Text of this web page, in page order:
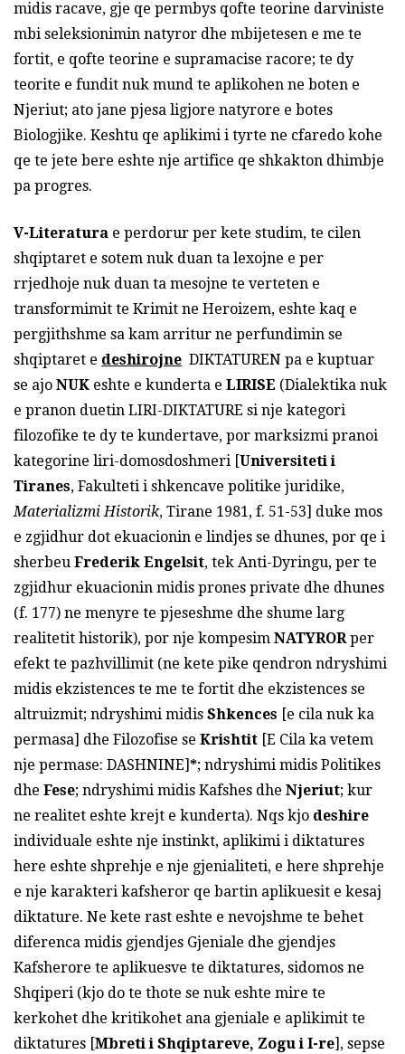
midis racave, gje qe permbys qofte teorine darviniste
mbi seleksionimin natyror dhe mbijetesen e me te
fortit, e qofte teorine e supramacise racore; te dy
teorite e fundit nuk mund te aplikohen ne boten e
Njeriut; ato jane pjesa ligjore natyrore e botes
Biologjike. Keshtu qe aplikimi i tyrte ne cfaredo kohe
qe te jete bere eshte nje artifice qe shkakton dhimbje
pa progres.
V-Literatura e perdorur per kete studim, te cilen
shqiptaret e sotem nuk duan ta lexojne e per
rrjedhoje nuk duan ta mesojne te verteten e
transformimit te Krimit ne Heroizem, eshte kaq e
pergjithshme sa kam arritur ne perfundimin se
shqiptaret e deshirojne DIKTATUREN pa e kuptuar
se ajo NUK eshte e kunderta e LIRISE (Dialektika nuk
e pranon duetin LIRI-DIKTATURE si nje kategori
filozofike te dy te kundertave, por marksizmi pranoi
kategorine liri-domosdoshmeri [Universiteti i
Tiranes, Fakulteti i shkencave politike juridike,
Materializmi Historik, Tirane 1981, f. 51-53] duke mos
e zgjidhur dot ekuacionin e lindjes se dhunes, por qe i
sherbeu Frederik Engelsit, tek Anti-Dyringu, per te
zgjidhur ekuacionin midis prones private dhe dhunes
(f. 177) ne menyre te pjeseshme dhe shume larg
realitetit historik), por nje kompesim NATYRORper
efekt te pazhvillimit (ne kete pike qendron ndryshimi
midis ekzistences te me te fortit dhe ekzistences se
altruizmit; ndryshimi midis Shkences [e cila nuk ka
permasa] dhe Filozofise se Krishtit [E Cila ka vetem
nje permase: DASHNINE]*; ndryshimi midis Politikes
dhe Fese; ndryshimi midis Kafshes dhe Njeriut; kur
ne realitet eshte krejt e kunderta). Nqs kjo deshire
individuale eshte nje instinkt, aplikimi i diktatures
here eshte shprehje e nje gjenialiteti, e here shprehje
e nje karakteri kafsheror qe bartin aplikuesit e kesaj
diktature. Ne kete rast eshte e nevojshme te behet
diferenca midis gjendjes Gjeniale dhe gjendjes
Kafsherore te aplikuesve te diktatures, sidomos ne
Shqiperi (kjo do te thote se nuk eshte mire te
kerkohet dhe kritikohet ana gjeniale e aplikimit te
diktatures [Mbreti i Shqiptareve, Zogu i I-re], sepse